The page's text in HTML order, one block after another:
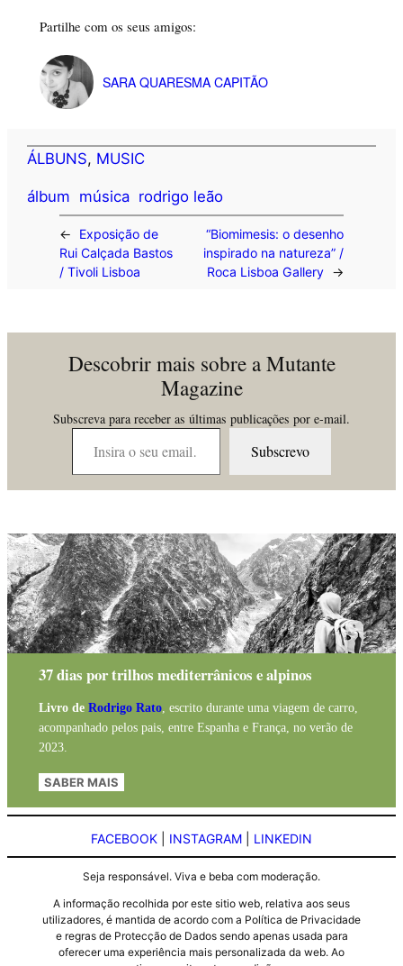
Partilhe com os seus amigos:
SARA QUARESMA CAPITÃO
ÁLBUNS, MUSIC
álbum música rodrigo leão
←
Exposição de
Rui Calçada Bastos
/ Tivoli Lisboa
“Biomimesis: o desenho
inspirado na natureza” /
Roca Lisboa Gallery
→
Descobrir mais sobre a Mutante
Magazine
Subscreva para receber as últimas publicações por e-mail.
Insira o seu email…
Subscrevo
37 dias por trilhos mediterrânicos e alpinos
Livro de Rodrigo Rato, escrito durante uma viagem de carro,
acompanhado pelos pais, entre Espanha e França, no verão de
2023.
SABER MAIS
FACEBOOK INSTAGRAM LINKEDIN
Seja responsável. Viva e beba com moderação.
A informação recolhida por este sitio web, relativa aos seus
utilizadores, é mantida de acordo com a Política de Privacidade
e regras de Protecção de Dados sendo apenas usada para
oferecer uma experiência mais personalizada da web. Ao